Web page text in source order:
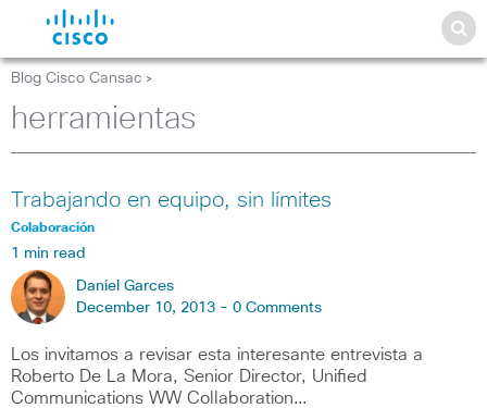
Blog Cisco Cansac >
herramientas
Trabajando en equipo, sin límites
Colaboración
1 min read
Daniel Garces
December 10, 2013 - 0 Comments
Los invitamos a revisar esta interesante entrevista a
Roberto De La Mora, Senior Director, Unified
Communications WW Collaboration…